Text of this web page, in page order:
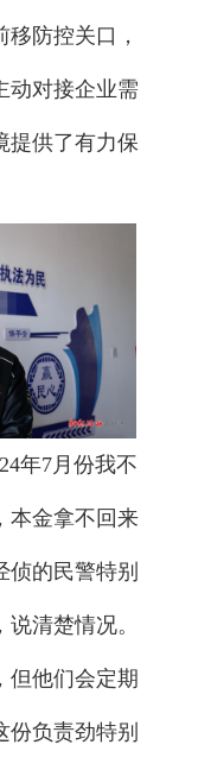
防控关口，
动对接企业需
提供了有力保
年7月份我不
本金拿不回来
侦的民警特别
清楚情况。
但他们会定期
份负责劲特别